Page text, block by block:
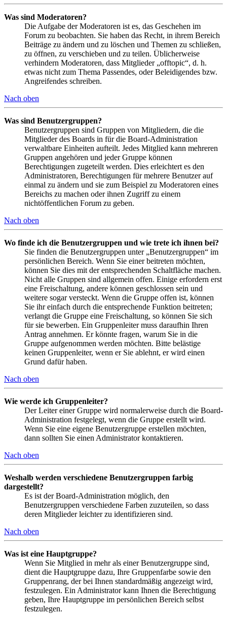
Was sind Moderatoren?
Die Aufgabe der Moderatoren ist es, das Geschehen im
Forum zu beobachten. Sie haben das Recht, in ihrem Bereich
Beiträge zu ändern und zu löschen und Themen zu schließen,
zu öffnen, zu verschieben und zu teilen. Üblicherweise
verhindern Moderatoren, dass Mitglieder „offtopic“, d. h.
etwas nicht zum Thema Passendes, oder Beleidigendes bzw.
Angreifendes schreiben.
Nach oben
Was sind Benutzergruppen?
Benutzergruppen sind Gruppen von Mitgliedern, die die
Mitglieder des Boards in für die Board-Administration
verwaltbare Einheiten aufteilt. Jedes Mitglied kann mehreren
Gruppen angehören und jeder Gruppe können
Berechtigungen zugeteilt werden. Dies erleichtert es den
Administratoren, Berechtigungen für mehrere Benutzer auf
einmal zu ändern und sie zum Beispiel zu Moderatoren eines
Bereichs zu machen oder ihnen Zugriff zu einem
nichtöffentlichen Forum zu geben.
Nach oben
Wo finde ich die Benutzergruppen und wie trete ich ihnen bei?
Sie finden die Benutzergruppen unter „Benutzergruppen“ im
persönlichen Bereich. Wenn Sie einer beitreten möchten,
können Sie dies mit der entsprechenden Schaltfläche machen.
Nicht alle Gruppen sind allgemein offen. Einige erfordern erst
eine Freischaltung, andere können geschlossen sein und
weitere sogar versteckt. Wenn die Gruppe offen ist, können
Sie ihr einfach durch die entsprechende Funktion beitreten;
verlangt die Gruppe eine Freischaltung, so können Sie sich
für sie bewerben. Ein Gruppenleiter muss daraufhin Ihren
Antrag annehmen. Er könnte fragen, warum Sie in die
Gruppe aufgenommen werden möchten. Bitte belästige
keinen Gruppenleiter, wenn er Sie ablehnt, er wird einen
Grund dafür haben.
Nach oben
Wie werde ich Gruppenleiter?
Der Leiter einer Gruppe wird normalerweise durch die Board-
Administration festgelegt, wenn die Gruppe erstellt wird.
Wenn Sie eine eigene Benutzergruppe erstellen möchten,
dann sollten Sie einen Administrator kontaktieren.
Nach oben
Weshalb werden verschiedene Benutzergruppen farbig
dargestellt?
Es ist der Board-Administration möglich, den
Benutzergruppen verschiedene Farben zuzuteilen, so dass
deren Mitglieder leichter zu identifizieren sind.
Nach oben
Was ist eine Hauptgruppe?
Wenn Sie Mitglied in mehr als einer Benutzergruppe sind,
dient die Hauptgruppe dazu, Ihre Gruppenfarbe sowie den
Gruppenrang, der bei Ihnen standardmäßig angezeigt wird,
festzulegen. Ein Administrator kann Ihnen die Berechtigung
geben, Ihre Hauptgruppe im persönlichen Bereich selbst
festzulegen.